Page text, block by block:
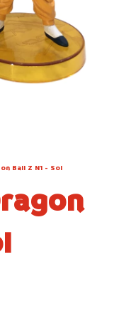
Ball Z N1 - Sol